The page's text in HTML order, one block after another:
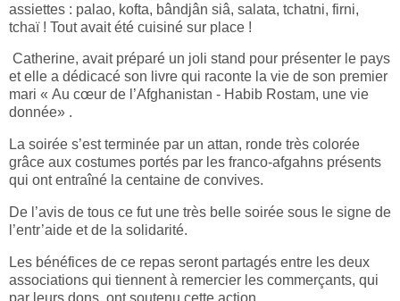
assiettes : palao, kofta, bândjân siâ, salata, tchatni, firni,
tchaï ! Tout avait été cuisiné sur place !
Catherine, avait préparé un joli stand pour présenter le pays
et elle a dédicacé son livre qui raconte la vie de son premier
mari « Au cœur de l’Afghanistan - Habib Rostam, une vie
donnée» .
La soirée s’est terminée par un attan, ronde très colorée
grâce aux costumes portés par les franco-afgahns présents
qui ont entraîné la centaine de convives.
De l’avis de tous ce fut une très belle soirée sous le signe de
l’entr’aide et de la solidarité.
Les bénéfices de ce repas seront partagés entre les deux
associations qui tiennent à remercier les commerçants, qui
par leurs dons, ont soutenu cette action.